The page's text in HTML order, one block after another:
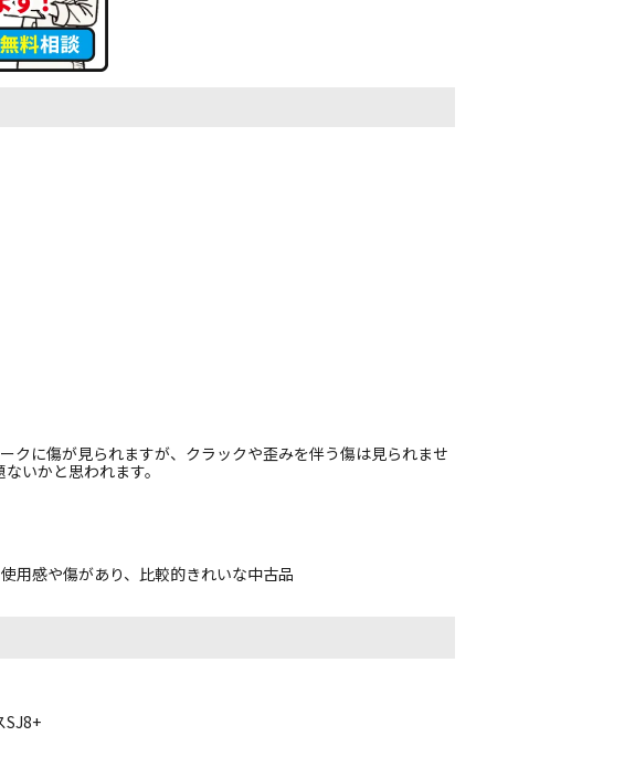
クに傷が見られますが、クラックや歪みを伴う傷は見られませ
いかと思われます。
使用感や傷があり、比較的きれいな中古品
SJ8+